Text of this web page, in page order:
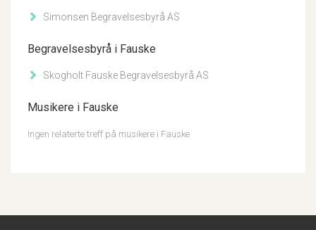
Simonsen Begravelsesbyrå AS
Begravelsesbyrå i Fauske
Skogholt Fauske Begravelsesbyrå AS
Musikere i Fauske
Ingen relaterte treff på musikere i Fauske